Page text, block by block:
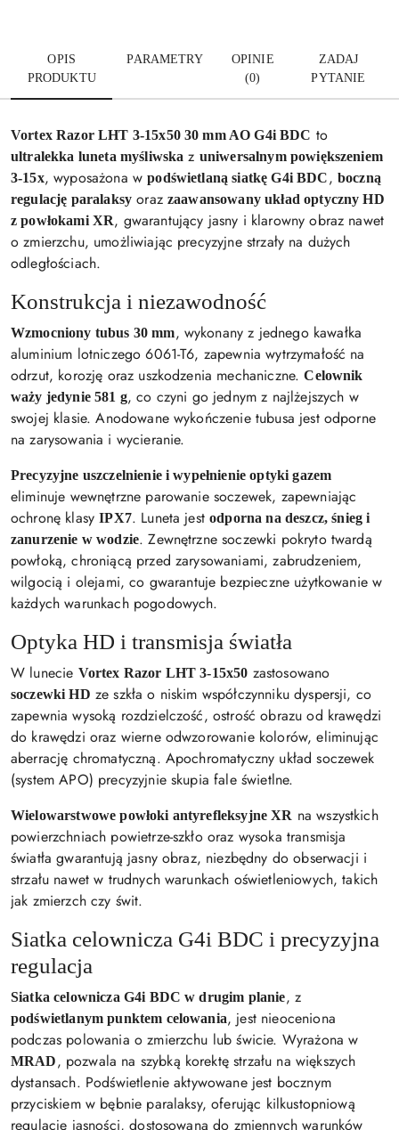
OPIS
PRODUKTU
PARAMETRY
OPINIE
(0)
ZADAJ
PYTANIE
Vortex Razor LHT 3-15x50 30 mm AO G4i BDC to
ultralekka luneta myśliwska z uniwersalnym powiększeniem
3-15x, wyposażona wpodświetlaną siatkę G4i BDC, boczną
regulację paralaksy orazzaawansowany układ optyczny HD
z powłokami XR, gwarantujący jasny i klarowny obraz nawet
o zmierzchu, umożliwiając precyzyjne strzały na dużych
odległościach.
Konstrukcja i niezawodność
Wzmocniony tubus 30 mm, wykonany z jednego kawałka
aluminium lotniczego 6061-T6, zapewnia wytrzymałość na
odrzut, korozję oraz uszkodzenia mechaniczne.Celownik
waży jedynie 581 g, co czyni go jednym z najlżejszych w
swojej klasie. Anodowane wykończenie tubusa jest odporne
na zarysowania i wycieranie.
Precyzyjne uszczelnienie i wypełnienie optyki gazem
eliminuje wewnętrzne parowanie soczewek, zapewniając
ochronę klasyIPX7. Luneta jestodporna na deszcz, śnieg i
zanurzenie w wodzie. Zewnętrzne soczewki pokryto twardą
powłoką, chroniącą przed zarysowaniami, zabrudzeniem,
wilgocią i olejami, co gwarantuje bezpieczne użytkowanie w
każdych warunkach pogodowych.
Optyka HD i transmisja światła
W lunecie Vortex Razor LHT 3-15x50 zastosowano
soczewki HD ze szkła o niskim współczynniku dyspersji, co
zapewnia wysoką rozdzielczość, ostrość obrazu od krawędzi
do krawędzi oraz wierne odwzorowanie kolorów, eliminując
aberrację chromatyczną. Apochromatyczny układ soczewek
(system APO) precyzyjnie skupia fale świetlne.
Wielowarstwowe powłoki antyrefleksyjne XR na wszystkich
powierzchniach powietrze-szkło oraz wysoka transmisja
światła gwarantują jasny obraz, niezbędny do obserwacji i
strzału nawet w trudnych warunkach oświetleniowych, takich
jak zmierzch czy świt.
Siatka celownicza G4i BDC i precyzyjna
regulacja
Siatka celownicza G4i BDC w drugim planie, z
podświetlanym punktem celowania, jest nieoceniona
podczas polowania o zmierzchu lub świcie. Wyrażona w
MRAD, pozwala na szybką korektę strzału na większych
dystansach. Podświetlenie aktywowane jest bocznym
przyciskiem w bębnie paralaksy, oferując kilkustopniową
regulację jasności, dostosowaną do zmiennych warunków